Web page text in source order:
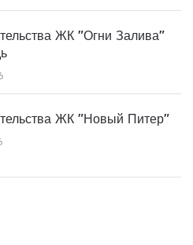
ЖК "Огни Залива"
ЖК "Новый Питер"